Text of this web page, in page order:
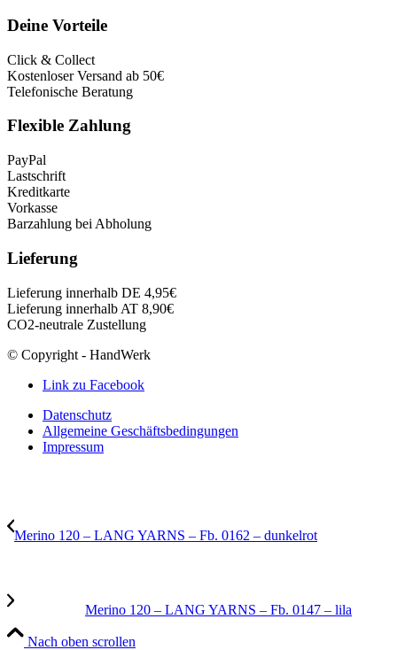
Deine Vorteile
Click & Collect
Kostenloser Versand ab 50€
Telefonische Beratung
Flexible Zahlung
PayPal
Lastschrift
Kreditkarte
Vorkasse
Barzahlung bei Abholung
Lieferung
Lieferung innerhalb DE 4,95€
Lieferung innerhalb AT 8,90€
CO2-neutrale Zustellung
© Copyright - HandWerk
Link zu Facebook
Datenschutz
Allgemeine Geschäftsbedingungen
Impressum
Merino 120 – LANG YARNS – Fb. 0162 – dunkelrot
Merino 120 – LANG YARNS – Fb. 0147 – lila
Nach oben scrollen